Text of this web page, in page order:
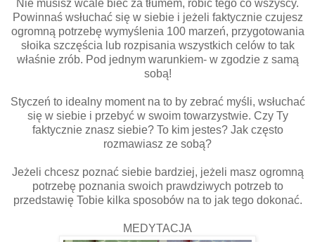
Nie musisz wcale biec za tłumem, robić tego co wszyscy.
Powinnaś wsłuchać się w siebie i jeżeli faktycznie czujesz
ogromną potrzebę wymyślenia 100 marzeń, przygotowania
słoika szczęścia lub rozpisania wszystkich celów to tak
właśnie zrób. Pod jednym warunkiem- w zgodzie z samą
sobą!
Styczeń to idealny moment na to by zebrać myśli, wsłuchać
się w siebie i przebyć w swoim towarzystwie. Czy Ty
faktycznie znasz siebie? To kim jestes? Jak często
rozmawiasz ze sobą?
Jeżeli chcesz poznać siebie bardziej, jeżeli masz ogromną
potrzebę poznania swoich prawdziwych potrzeb to
przedstawię Tobie kilka sposobów na to jak tego dokonać.
MEDYTACJA